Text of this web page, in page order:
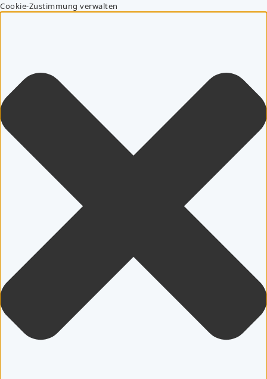
Cookie-Zustimmung verwalten